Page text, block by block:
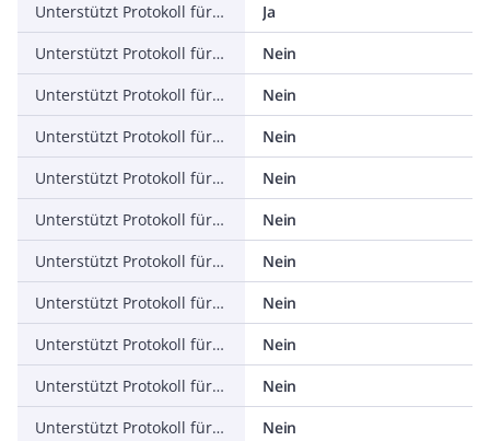
Unterstützt Protokoll für TCP/IP
Ja
Unterstützt Protokoll für PROFIBUS
Nein
Unterstützt Protokoll für CAN
Nein
Unterstützt Protokoll für INTERBUS
Nein
Unterstützt Protokoll für ASI
Nein
Unterstützt Protokoll für KNX
Nein
Unterstützt Protokoll für Modbus
Nein
Unterstützt Protokoll für Data-Highway
Nein
Unterstützt Protokoll für DeviceNet
Nein
Unterstützt Protokoll für SUCONET
Nein
Unterstützt Protokoll für LON
Nein